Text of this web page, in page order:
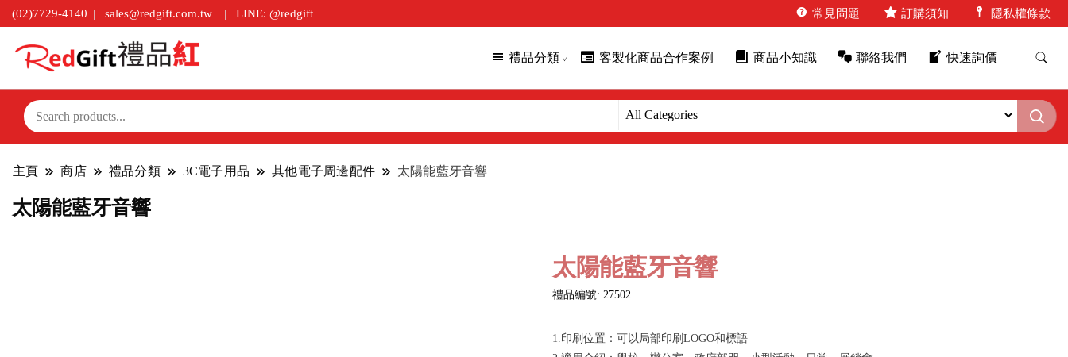
(02)7729-4140 sales@redgift.com.tw LINE: @redgift 常見問題 訂購須知 隱私權條款
禮品分類 客製化商品合作案例 商品小知識 聯絡我們 快速詢價
主頁 商店 禮品分類 3C電子用品 其他電子周邊配件 太陽能藍牙音響
太陽能藍牙音響
太陽能藍牙音響
禮品編號: 27502
1.印刷位置：可以局部印刷LOGO和標語